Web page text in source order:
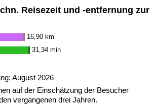
Reisezeit und -entfernung zur
16,90 km
31,34 min
August 2026
auf der Einschätzung der Besucher
vergangenen drei Jahren.